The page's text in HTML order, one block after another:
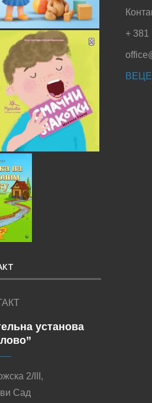
установа
2/III,
Сад
+ 381